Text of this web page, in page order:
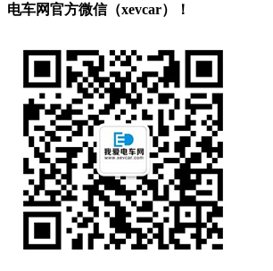
电车网官方微信（xevcar）！